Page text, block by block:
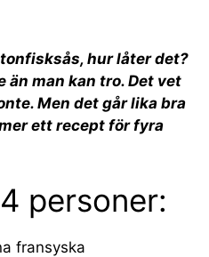
hur låter det?
än man kan tro. Det vet
Men det går lika bra
ett recept för fyra
personer:
fransyska